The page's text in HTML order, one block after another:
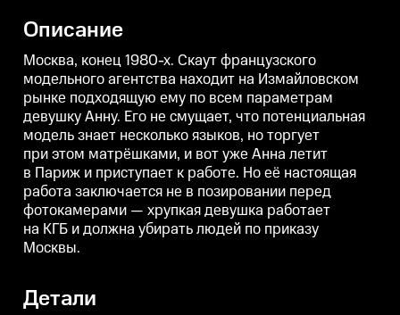
Описание
Москва, конец 1980-х. Скаут французского
модельного агентства находит на Измайловском
рынке подходящую ему по всем параметрам
девушку Анну. Его не смущает, что потенциальная
модель знает несколько языков, но торгует
при этом матрёшками, и вот уже Анна летит
в Париж и приступает к работе. Но её настоящая
работа заключается не в позировании перед
фотокамерами — хрупкая девушка работает
на КГБ и должна убирать людей по приказу
Москвы.
Детали